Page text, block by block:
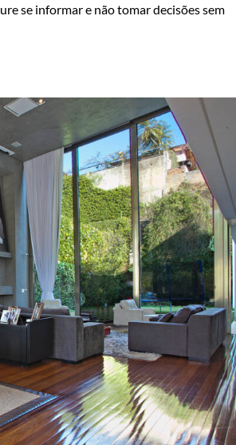
se informar e não tomar decisões sem